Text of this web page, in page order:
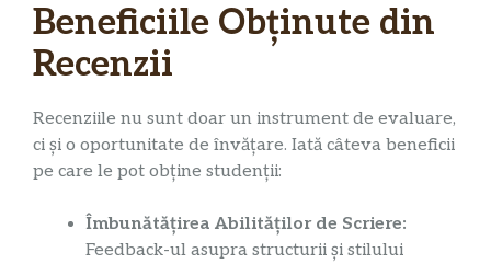
Beneficiile Obținute din
Recenzii
Recenziile nu sunt doar un instrument de evaluare,
ci și o oportunitate de învățare. Iată câteva beneficii
pe care le pot obține studenții:
Îmbunătățirea Abilităților de Scriere:
Feedback-ul asupra structurii și stilului